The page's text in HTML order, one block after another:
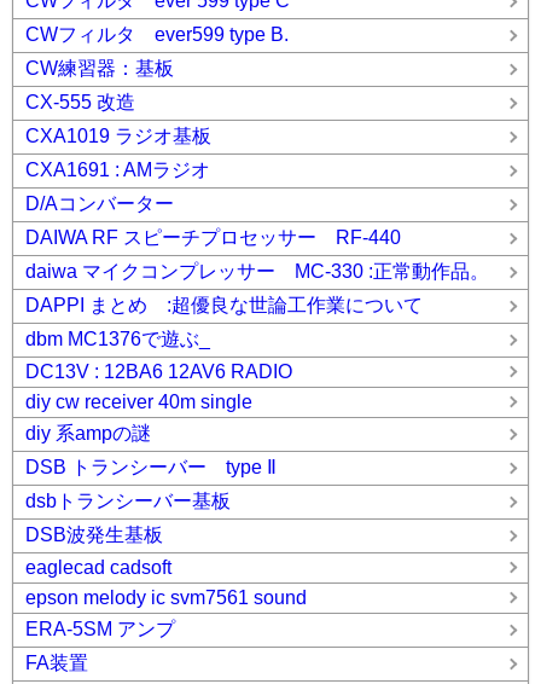
CWフィルタ ever599 type B.
CW練習器：基板
CX-555 改造
CXA1019 ラジオ基板
CXA1691 : AMラジオ
D/Aコンバーター
DAIWA RF スピーチプロセッサー RF-440
daiwa マイクコンプレッサー MC-330 :正常動作品。
DAPPI まとめ :超優良な世論工作業について
dbm MC1376で遊ぶ_
DC13V : 12BA6 12AV6 RADIO
diy cw receiver 40m single
diy 系ampの謎
DSB トランシーバー type Ⅱ
dsbトランシーバー基板
DSB波発生基板
eaglecad cadsoft
epson melody ic svm7561 sound
ERA-5SM アンプ
FA装置